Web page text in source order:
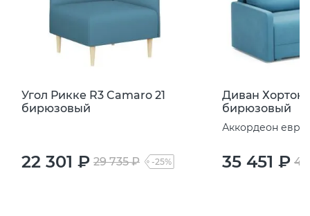
Угол Рикке R3 Camaro 21
бирюзовый
22 301 ₽ 29 735 ₽ -25%
Диван Хортон
бирюзовый
Аккордеон евро
35 451 ₽